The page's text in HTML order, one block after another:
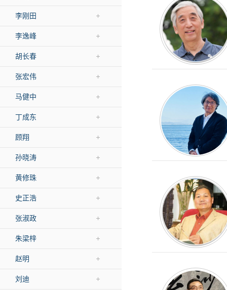
李刚田
李逸峰
胡长春
张宏伟
马健中
丁成东
顾翔
孙晓涛
黄修珠
史正浩
张淑政
朱梁梓
赵明
刘迪